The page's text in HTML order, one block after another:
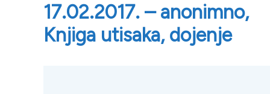
17.02.2017. – anonimno,
Knjiga utisaka, dojenje